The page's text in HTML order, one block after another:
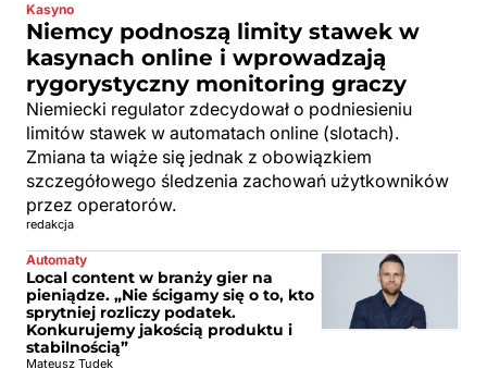
Kasyno
Niemcy podnoszą limity stawek w
kasynach online i wprowadzają
rygorystyczny monitoring graczy
Niemiecki regulator zdecydował o podniesieniu
limitów stawek w automatach online (slotach).
Zmiana ta wiąże się jednak z obowiązkiem
szczegółowego śledzenia zachowań użytkowników
przez operatorów.
redakcja
Automaty
Local content w branży gier na
pieniądze. „Nie ścigamy się o to, kto
sprytniej rozliczy podatek.
Konkurujemy jakością produktu i
stabilnością”
Mateusz Tudek